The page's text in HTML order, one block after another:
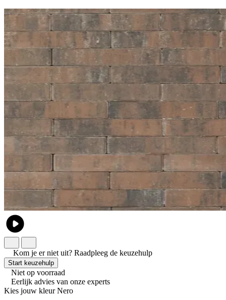
Kom je er niet uit? Raadpleeg de keuzehulp
Start keuzehulp
Niet op voorraad
Eerlijk advies van onze experts
Kies jouw kleur Nero